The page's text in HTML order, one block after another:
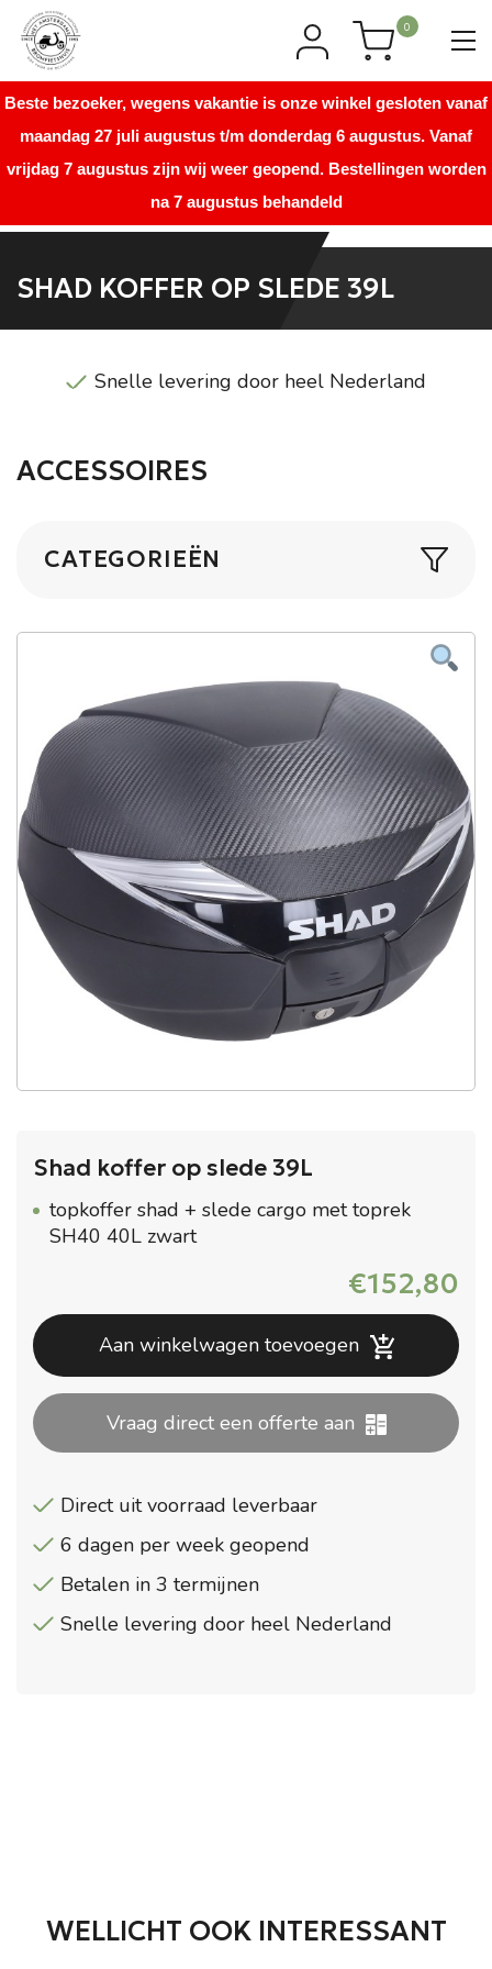
Beste bezoeker, wegens vakantie is onze winkel gesloten vanaf
maandag 27 juli augustus t/m donderdag 6 augustus. Vanaf
vrijdag 7 augustus zijn wij weer geopend. Bestellingen worden
na 7 augustus behandeld
0
SHAD KOFFER OP SLEDE 39L
Snelle levering door heel Nederland
ACCESSOIRES
CATEGORIEËN
Shad koffer op slede 39L
topkoffer shad + slede cargo met toprek
SH40 40L zwart
€152,80
Aan winkelwagen toevoegen
Vraag direct een offerte aan
Direct uit voorraad leverbaar
6 dagen per week geopend
Betalen in 3 termijnen
Snelle levering door heel Nederland
WELLICHT OOK INTERESSANT